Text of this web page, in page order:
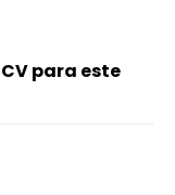
para este